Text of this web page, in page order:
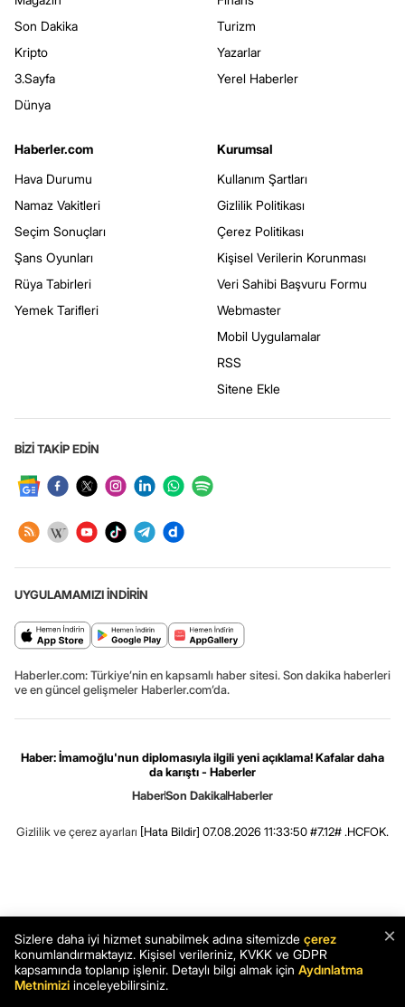
Son Dakika
Kripto
3.Sayfa
Dünya
Turizm
Yazarlar
Yerel Haberler
Haberler.com
Hava Durumu
Namaz Vakitleri
Seçim Sonuçları
Şans Oyunları
Rüya Tabirleri
Yemek Tarifleri
Kurumsal
Kullanım Şartları
Gizlilik Politikası
Çerez Politikası
Kişisel Verilerin Korunması
Veri Sahibi Başvuru Formu
Webmaster
Mobil Uygulamalar
RSS
Sitene Ekle
BİZİ TAKİP EDİN
UYGULAMAMIZI İNDİRİN
Haberler.com: Türkiye’nin en kapsamlı haber sitesi. Son dakika haberleri
ve en güncel gelişmeler Haberler.com’da.
Haber: İmamoğlu'nun diplomasıyla ilgili yeni açıklama! Kafalar daha
da karıştı - Haberler
HaberSon DakikaHaberler
Gizlilik ve çerez ayarları [Hata Bildir] 07.08.2026 11:33:50 #7.12# .HCFOK.
×
Sizlere daha iyi hizmet sunabilmek adına sitemizde çerez
konumlandırmaktayız. Kişisel verileriniz, KVKK ve GDPR
kapsamında toplanıp işlenir. Detaylı bilgi almak için Aydınlatma
Metnimizi inceleyebilirsiniz.